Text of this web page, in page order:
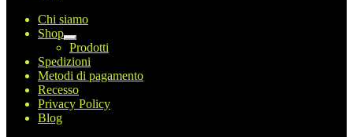
Chi siamo
Shop
Espandi
il
menu
child
Prodotti
Spedizioni
Metodi di pagamento
Recesso
Privacy Policy
Blog